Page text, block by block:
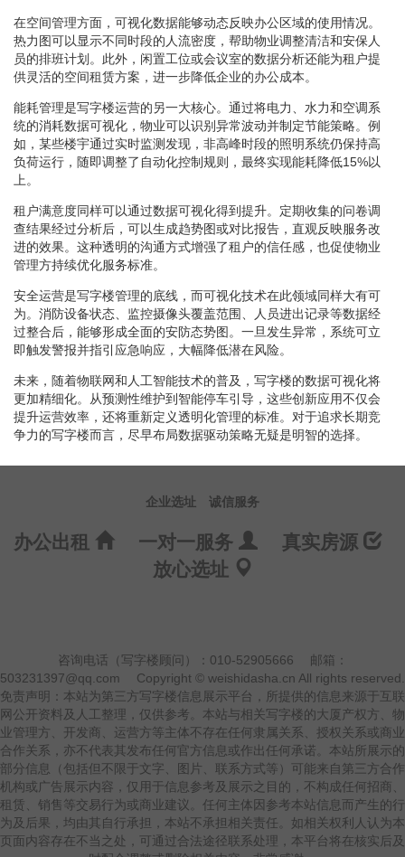
在空间管理方面，可视化数据能够动态反映办公区域的使用情况。
热力图可以显示不同时段的人流密度，帮助物业调整清洁和安保人
员的排班计划。此外，闲置工位或会议室的数据分析还能为租户提
供灵活的空间租赁方案，进一步降低企业的办公成本。
能耗管理是写字楼运营的另一大核心。通过将电力、水力和空调系
统的消耗数据可视化，物业可以识别异常波动并制定节能策略。例
如，某些楼宇通过实时监测发现，非高峰时段的照明系统仍保持高
负荷运行，随即调整了自动化控制规则，最终实现能耗降低15%以
上。
租户满意度同样可以通过数据可视化得到提升。定期收集的问卷调
查结果经过分析后，可以生成趋势图或对比报告，直观反映服务改
进的效果。这种透明的沟通方式增强了租户的信任感，也促使物业
管理方持续优化服务标准。
安全运营是写字楼管理的底线，而可视化技术在此领域同样大有可
为。消防设备状态、监控摄像头覆盖范围、人员进出记录等数据经
过整合后，能够形成全面的安防态势图。一旦发生异常，系统可立
即触发警报并指引应急响应，大幅降低潜在风险。
未来，随着物联网和人工智能技术的普及，写字楼的数据可视化将
更加精细化。从预测性维护到智能停车引导，这些创新应用不仅会
提升运营效率，还将重新定义透明化管理的标准。对于追求长期竞
争力的写字楼而言，尽早布局数据驱动策略无疑是明智的选择。
企业选址 诚信服务
办公出租 一对一服务
真实房源
放心选址
咨询电话（写字楼顾问）：010-52905666
邮箱：
503231397@qq.com
Copyright © weishidasha.cn All rights reserved.
免责声明：本站为第三方写字楼信息展示平台，所提供的信息来源于互联
网公开资料及人工整理，仅供参考。本站与相关写字楼的大厦产权方、物
业管理方、开发商、运营方等主体不存在任何隶属关系、授权关系或商业
合作关系，亦不代表其发布任何官方信息或作出任何承诺。本站所展示的
部分信息（包括但不限于文字、图片、联系方式等）可能来自第三方合作
机构或广告展示内容，仅用于信息参考及展示之目的，不构成任何招商、
租赁、销售等交易行为或商业建议。任何主体因参考本站信息而产生的行
为及后果，均由其自行承担，本站不承担相关责任。如相关权利人认为本
页面内容存在不当之处，可通过合法途径联系处理，本平台将在核实后及